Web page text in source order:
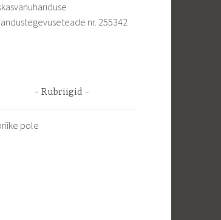
nr. 255342
Rubriigid
pole